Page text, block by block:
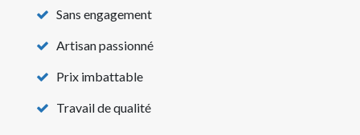
Sans engagement
Artisan passionné
Prix imbattable
Travail de qualité